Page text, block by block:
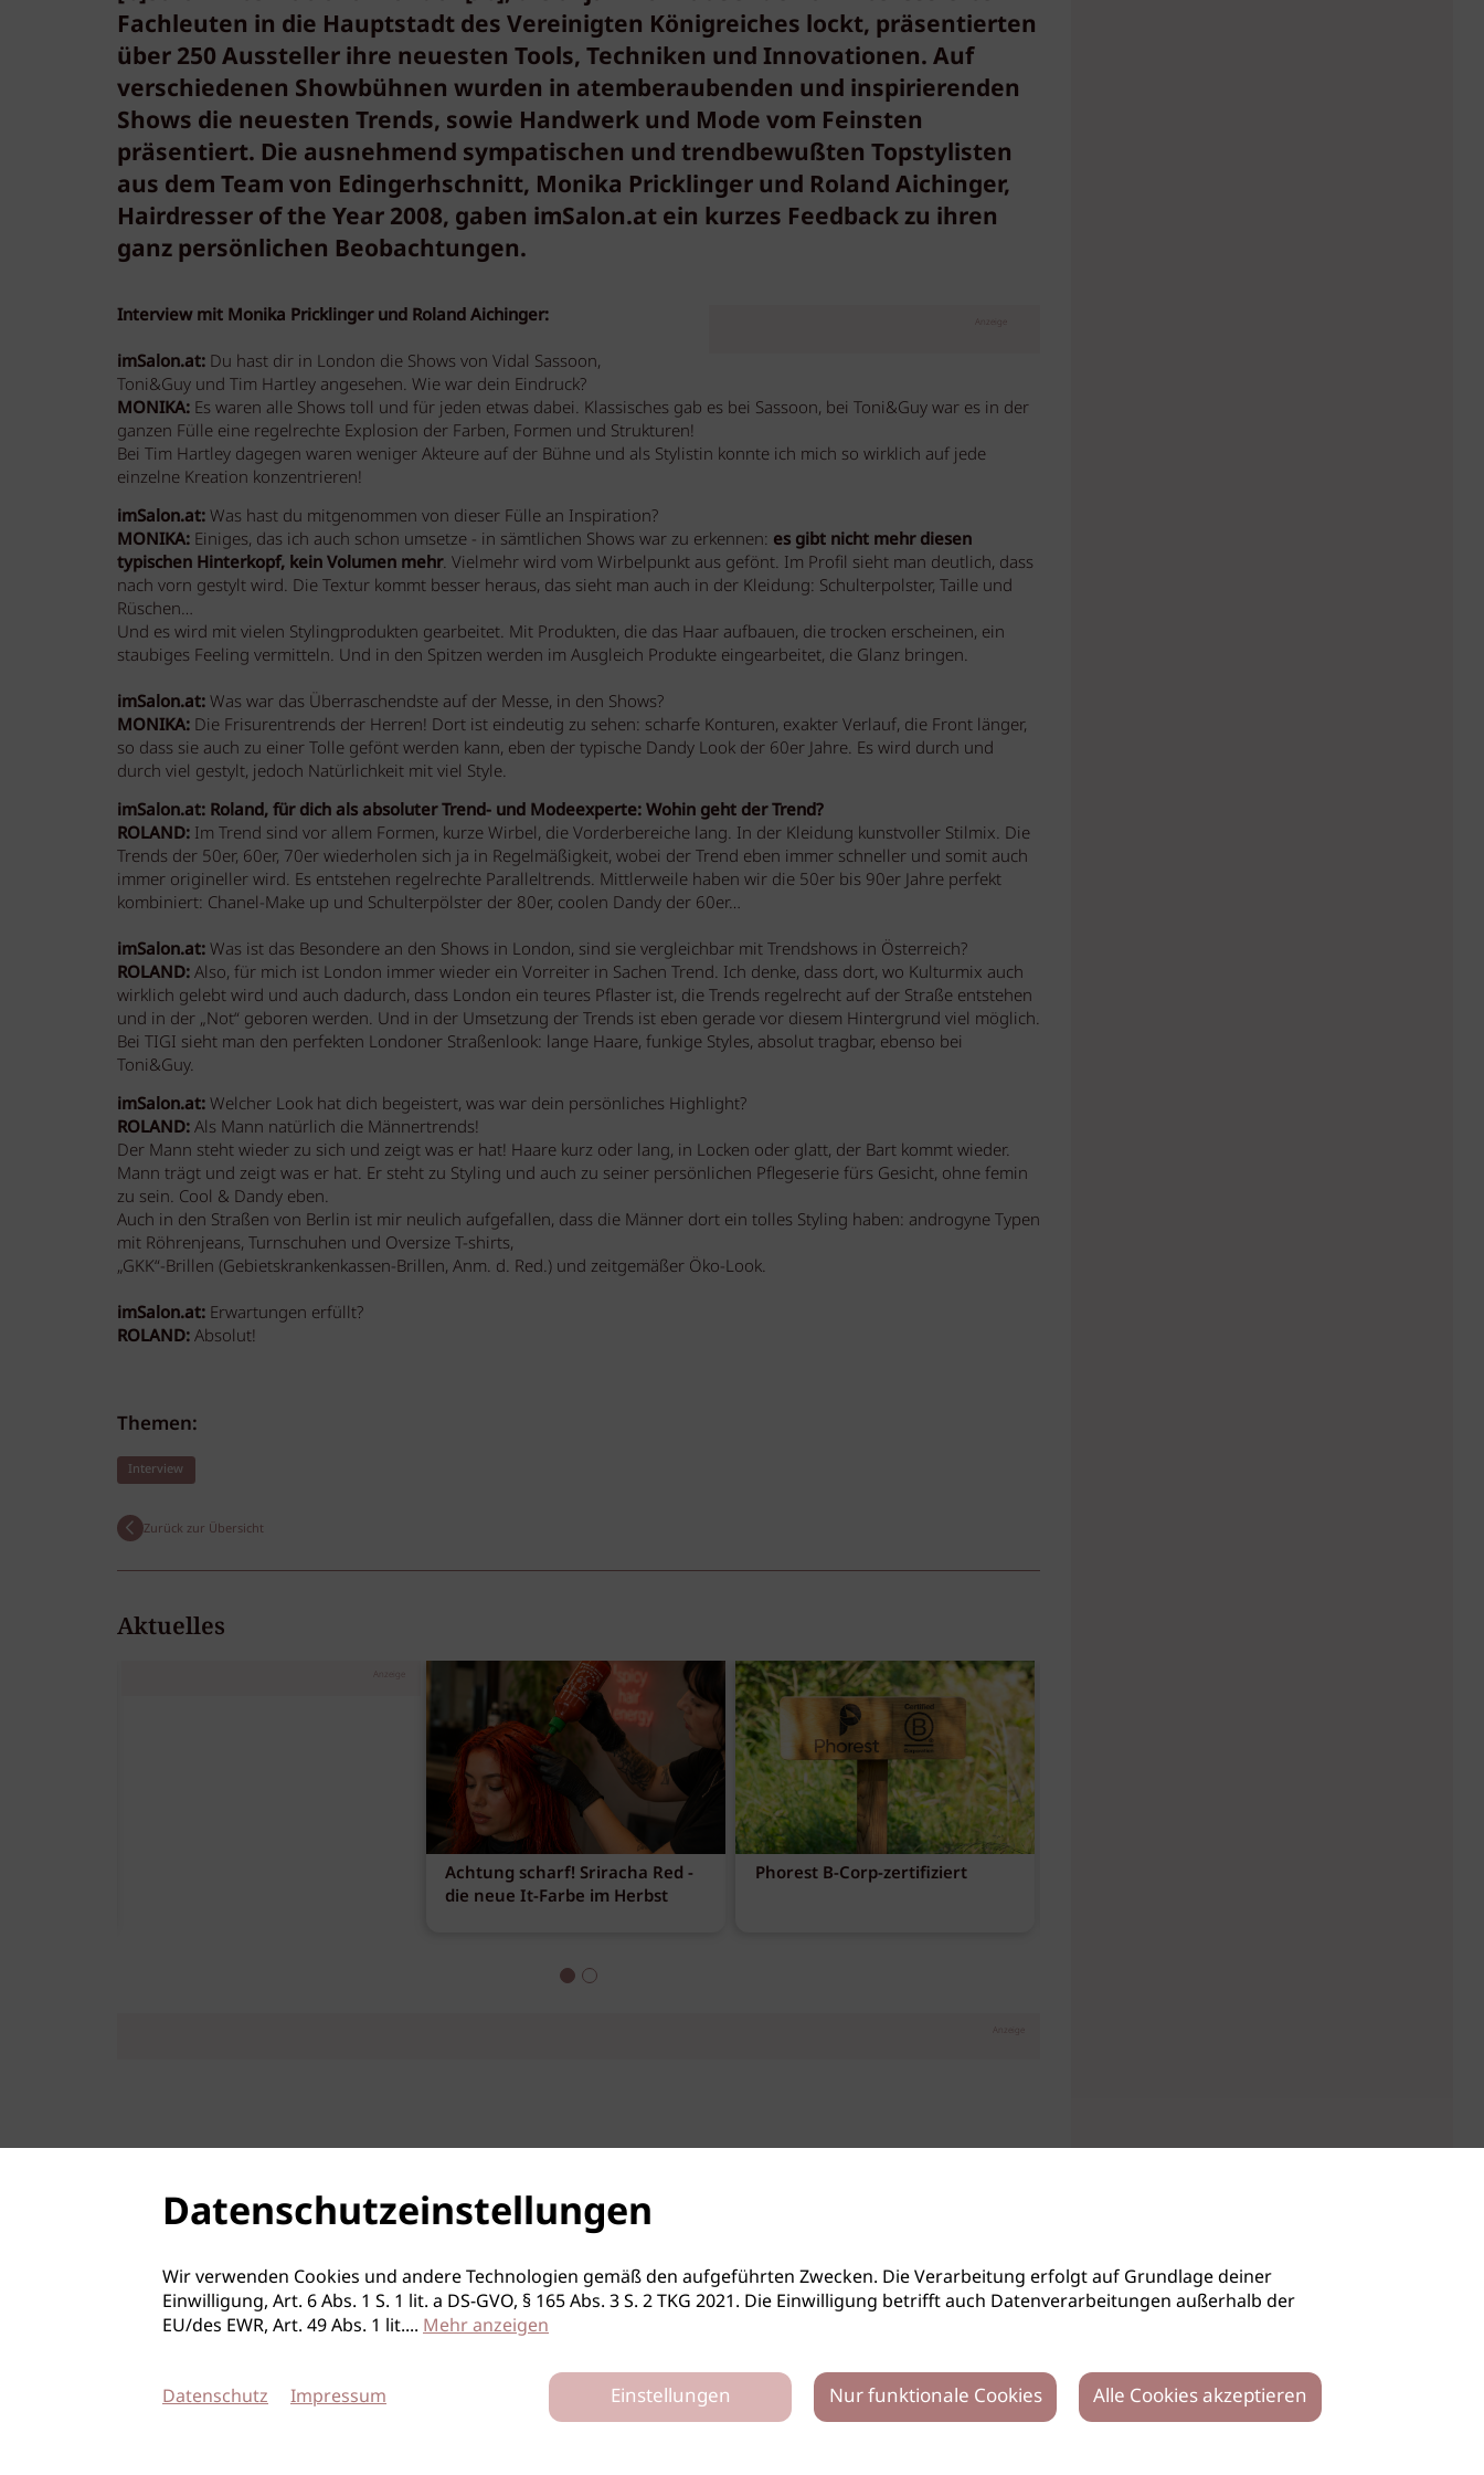
Fachleuten in die Hauptstadt des Vereinigten Königreiches lockt, präsentierten
über 250 Aussteller ihre neuesten Tools, Techniken und Innovationen. Auf
verschiedenen Showbühnen wurden in atemberaubenden und inspirierenden
Shows die neuesten Trends, sowie Handwerk und Mode vom Feinsten
präsentiert. Die ausnehmend sympatischen und trendbewußten Topstylisten
aus dem Team von Edingerhschnitt, Monika Pricklinger und Roland Aichinger,
Hairdresser of the Year 2008, gaben imSalon.at ein kurzes Feedback zu ihren
ganz persönlichen Beobachtungen.
Anzeige
Interview mit Monika Pricklinger und Roland Aichinger:
imSalon.at:Du hast dir in London die Shows von Vidal Sassoon,
Toni&Guy und Tim Hartley angesehen. Wie war dein Eindruck?
MONIKA:Es waren alle Shows toll und für jeden etwas dabei. Klassisches gab es bei Sassoon, bei Toni&Guy war es in der
ganzen Fülle eine regelrechte Explosion der Farben, Formen und Strukturen!
Bei Tim Hartley dagegen waren weniger Akteure auf der Bühne und als Stylistin konnte ich mich so wirklich auf jede
einzelne Kreation konzentrieren!
imSalon.at:Was hast du mitgenommen von dieser Fülle an Inspiration?
MONIKA:Einiges, das ich auch schon umsetze - in sämtlichen Shows war zu erkennen: es gibt nicht mehr diesen
typischen Hinterkopf, kein Volumen mehr. Vielmehr wird vom Wirbelpunkt aus gefönt. Im Profil sieht man deutlich, dass
nach vorn gestylt wird. Die Textur kommt besser heraus, das sieht man auch in der Kleidung: Schulterpolster, Taille und
Rüschen…
Und es wird mit vielen Stylingprodukten gearbeitet. Mit Produkten, die das Haar aufbauen, die trocken erscheinen, ein
staubiges Feeling vermitteln. Und in den Spitzen werden im Ausgleich Produkte eingearbeitet, die Glanz bringen.
imSalon.at:Was war das Überraschendste auf der Messe, in den Shows?
MONIKA:Die Frisurentrends der Herren! Dort ist eindeutig zu sehen: scharfe Konturen, exakter Verlauf, die Front länger,
so dass sie auch zu einer Tolle gefönt werden kann, eben der typische Dandy Look der 60er Jahre. Es wird durch und
durch viel gestylt, jedoch Natürlichkeit mit viel Style.
imSalon.at: Roland, für dich als absoluter Trend- und Modeexperte: Wohin geht der Trend?
ROLAND:Im Trend sind vor allem Formen, kurze Wirbel, die Vorderbereiche lang. In der Kleidung kunstvoller Stilmix. Die
Trends der 50er, 60er, 70er wiederholen sich ja in Regelmäßigkeit, wobei der Trend eben immer schneller und somit auch
immer origineller wird. Es entstehen regelrechte Paralleltrends. Mittlerweile haben wir die 50er bis 90er Jahre perfekt
kombiniert: Chanel-Make up und Schulterpölster der 80er, coolen Dandy der 60er…
imSalon.at:Was ist das Besondere an den Shows in London, sind sie vergleichbar mit Trendshows in Österreich?
ROLAND:Also, für mich ist London immer wieder ein Vorreiter in Sachen Trend. Ich denke, dass dort, wo Kulturmix auch
wirklich gelebt wird und auch dadurch, dass London ein teures Pflaster ist, die Trends regelrecht auf der Straße entstehen
und in der „Not“ geboren werden. Und in der Umsetzung der Trends ist eben gerade vor diesem Hintergrund viel möglich.
Bei TIGI sieht man den perfekten Londoner Straßenlook: lange Haare, funkige Styles, absolut tragbar, ebenso bei
Toni&Guy.
imSalon.at:Welcher Look hat dich begeistert, was war dein persönliches Highlight?
ROLAND:Als Mann natürlich die Männertrends!
Der Mann steht wieder zu sich und zeigt was er hat! Haare kurz oder lang, in Locken oder glatt, der Bart kommt wieder.
Mann trägt und zeigt was er hat. Er steht zu Styling und auch zu seiner persönlichen Pflegeserie fürs Gesicht, ohne femin
zu sein. Cool & Dandy eben.
Auch in den Straßen von Berlin ist mir neulich aufgefallen, dass die Männer dort ein tolles Styling haben: androgyne Typen
mit Röhrenjeans, Turnschuhen und Oversize T-shirts,
„GKK“-Brillen (Gebietskrankenkassen-Brillen, Anm. d. Red.) und zeitgemäßer Öko-Look.
imSalon.at:Erwartungen erfüllt?
ROLAND:Absolut!
Themen:
Interview
Zurück zur Übersicht
Aktuelles
Anzeige
Achtung scharf! Sriracha Red -
die neue It-Farbe im Herbst
Phorest B-Corp-zertifiziert
Anzeige
Datenschutzeinstellungen
Wir verwenden Cookies und andere Technologien gemäß den aufgeführten Zwecken. Die Verarbeitung erfolgt auf Grundlage deiner
Einwilligung, Art. 6 Abs. 1 S. 1 lit. a DS-GVO, § 165 Abs. 3 S. 2 TKG 2021. Die Einwilligung betrifft auch Datenverarbeitungen außerhalb der
EU/des EWR, Art. 49 Abs. 1 lit.... Mehr anzeigen
Datenschutz Impressum Einstellungen Nur funktionale Cookies Alle Cookies akzeptieren